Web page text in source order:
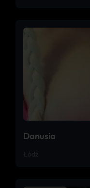
Danusia
Łódź